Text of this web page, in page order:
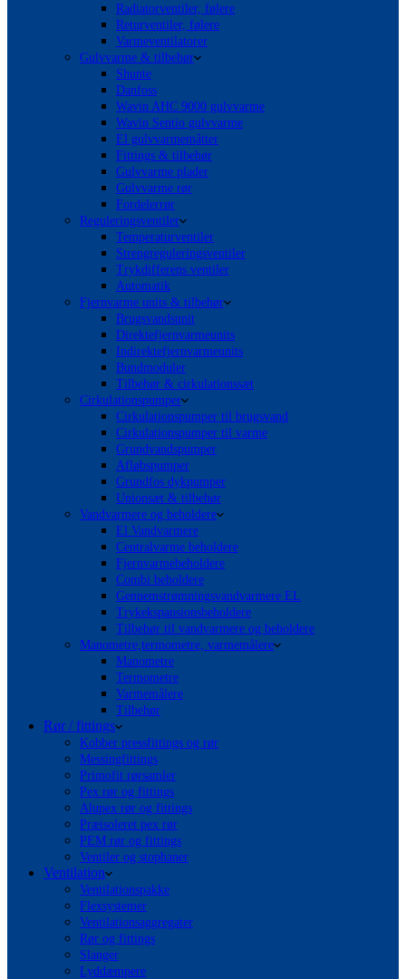
Radiatorventiler, følere
Returventiler, følere
Varmeventilatorer
Gulvvarme & tilbehør
Shunte
Danfoss
Wavin AHC 9000 gulvvarme
Wavin Sentio gulvvarme
El gulvvarmemåtter
Fittings & tilbehør
Gulvvarme plader
Gulvvarme rør
Fordelerrør
Reguleringsventiler
Temperaturventiler
Strengreguleringsventiler
Trykdifferens ventiler
Automatik
Fjernvarme units & tilbehør
Brugsvandsunit
Direktefjernvarmeunits
Indirektefjernvarmeunits
Bundmoduler
Tilbehør & cirkulationssæt
Cirkulationspumper
Cirkulationspumper til brugsvand
Cirkulationspumper til varme
Grundvandspumper
Afløbspumper
Grundfos dykpumper
Unionsæt & tilbehør
Vandvarmere og beholdere
El Vandvarmere
Centralvarme beholdere
Fjernvarmebeholdere
Combi beholdere
Gennemstrømningsvandvarmere EL
Trykekspansionsbeholdere
Tilbehør til vandvarmere og beholdere
Manometre,termometre, varmemålere
Manometre
Termometre
Varmemålere
Tilbehør
Rør / fittings
Kobber pressfittings og rør
Messingfittings
Primofit rørsamler
Pex rør og fittings
Alupex rør og fittings
Præisoleret pex rør
PEM rør og fittings
Ventiler og stophaner
Ventilation
Ventilationspakke
Flexsystemer
Ventilationsaggregater
Rør og fittings
Slanger
Lyddæmpere